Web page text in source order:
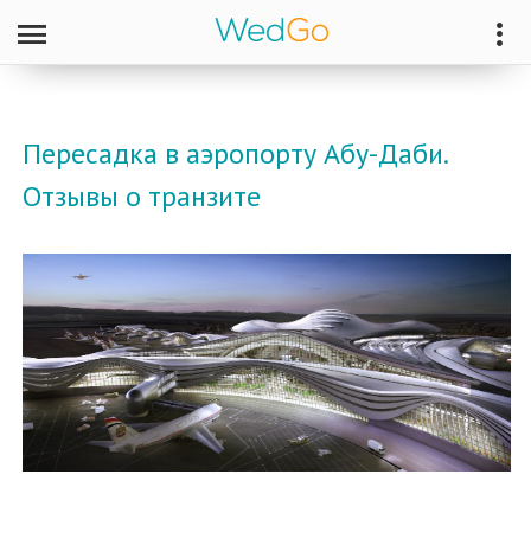
Пересадка в аэропорту Абу-Даби.
Отзывы о транзите